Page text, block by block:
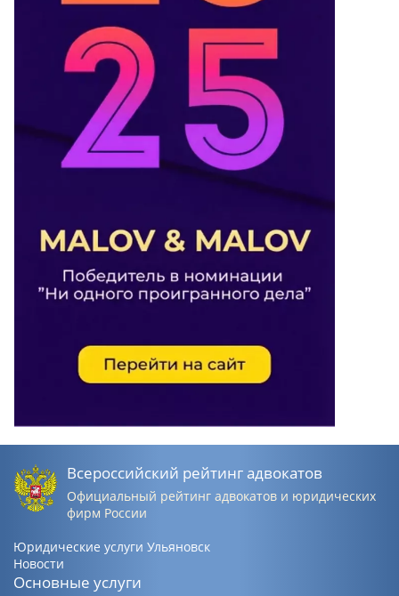
Всероссийский рейтинг адвокатов
Официальный рейтинг адвокатов и юридических
фирм России
Юридические услуги Ульяновск
Новости
Основные услуги